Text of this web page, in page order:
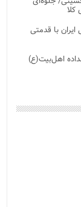
کلا
با قدمتی
اهل‌بیت(ع)